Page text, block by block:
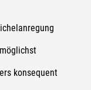
konsequent